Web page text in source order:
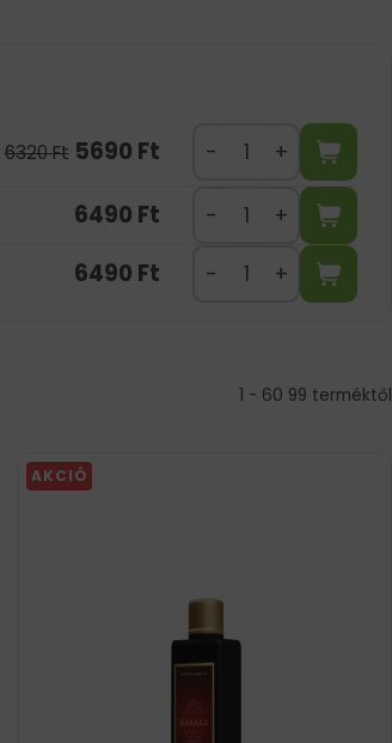
6320Ft 5690 Ft
6490 Ft
6490 Ft
1 - 60 99 terméktől
AKCIÓ